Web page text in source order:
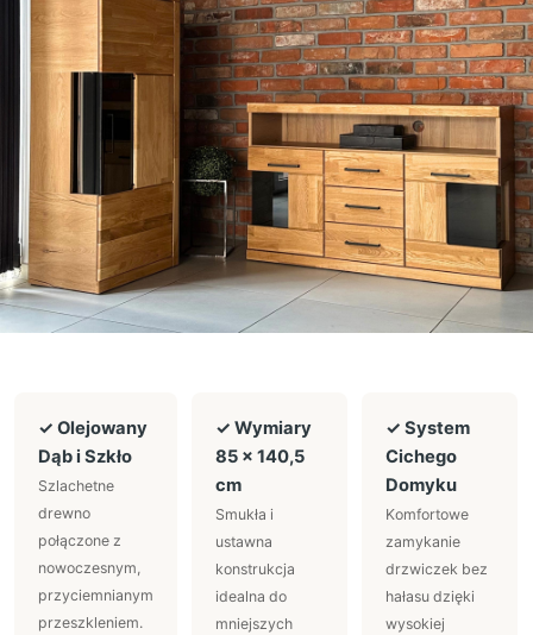
✓ Olejowany
Dąb i Szkło
Szlachetne
drewno
połączone z
nowoczesnym,
przyciemnianym
przeszkleniem.
✓ Wymiary
85 × 140,5
cm
Smukła i
ustawna
konstrukcja
idealna do
mniejszych
✓ System
Cichego
Domyku
Komfortowe
zamykanie
drzwiczek bez
hałasu dzięki
wysokiej